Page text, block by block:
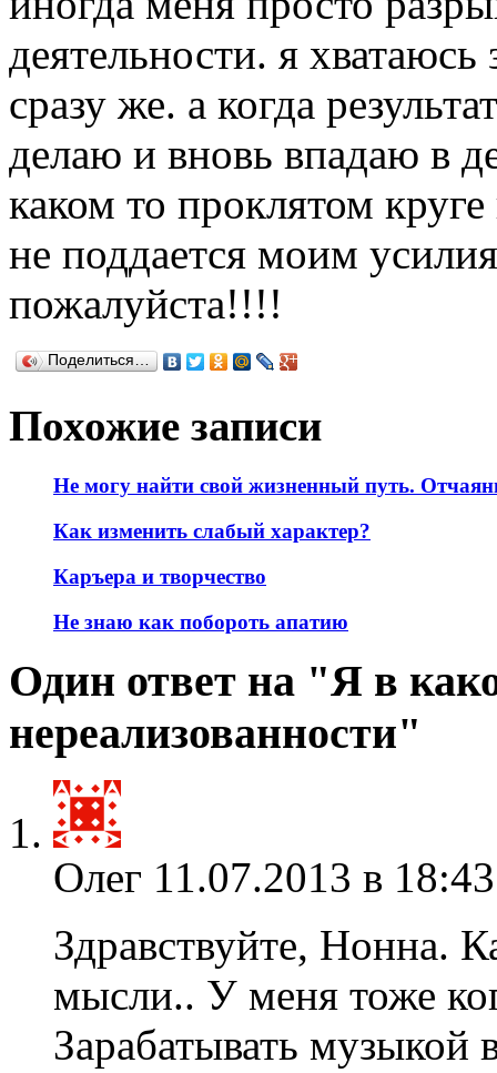
деятельности. я хватаюсь
сразу же. а когда
делаю и вновь впадаю в
каком то проклятом
не поддается моим
пожалуйста!!!!
Поделиться…
Похожие записи
Не могу найти свой жизненный путь.
Как изменить слабый характер?
Каръера и творчество
Не знаю как побороть апатию
Один ответ на "Я в
нереализованности"
Олег 11.07.2013 в
Здравствуйте, Нонна.
мысли.. У меня тоже
Зарабатывать